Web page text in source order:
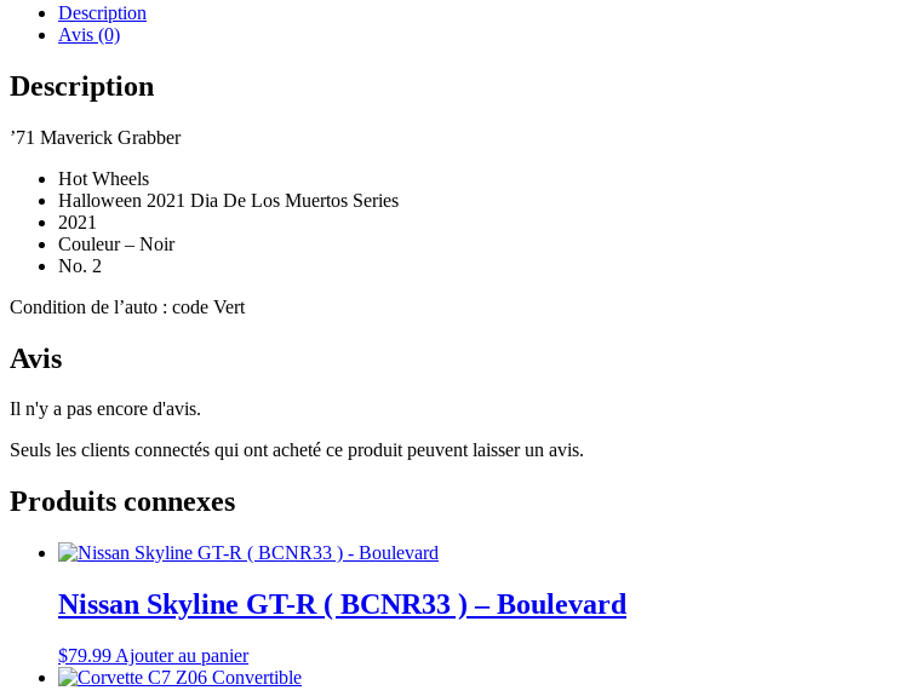
Description
Avis (0)
Description
’71 Maverick Grabber
Hot Wheels
Halloween 2021 Dia De Los Muertos Series
2021
Couleur – Noir
No. 2
Condition de l’auto : code Vert
Avis
Il n'y a pas encore d'avis.
Seuls les clients connectés qui ont acheté ce produit peuvent laisser un avis.
Produits connexes
Nissan Skyline GT-R ( BCNR33 ) – Boulevard
$79.99 Ajouter au panier